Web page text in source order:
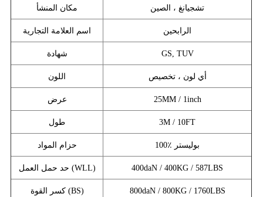
مكان المنشأ تشجيانغ ، الصين
اسم العلامة التجارية الرابحين
شهادة GS, TUV
اللون أي لون ، تخصيص
عرض 25MM / 1inch
طول 3M / 10FT
حزام المواد 100٪ بوليستر
حد حمل العمل (WLL) 400daN / 400KG / 587LBS
كسر القوة (BS) 800daN / 800KG / 1760LBS